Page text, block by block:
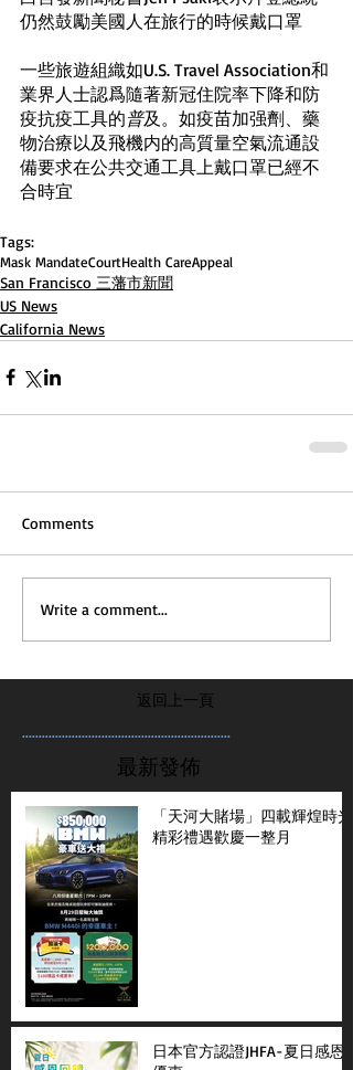
仍然鼓勵美國人在旅行的時候戴口罩
一些旅遊組織如U.S. Travel Association和
業界人士認爲隨著新冠住院率下降和防
疫抗疫工具的普及。如疫苗加强劑、藥
物治療以及飛機内的高質量空氣流通設
備要求在公共交通工具上戴口罩已經不
合時宜
Tags:
Mask MandateCourtHealth CareAppeal
San Francisco 三藩市新聞
US News
California News
Comments
Write a comment...
返回上一頁
...............................................................
最新發佈
「天河大賭場」四載輝煌時光
精彩禮遇歡慶一整月
日本官方認證JHFA-夏日感恩